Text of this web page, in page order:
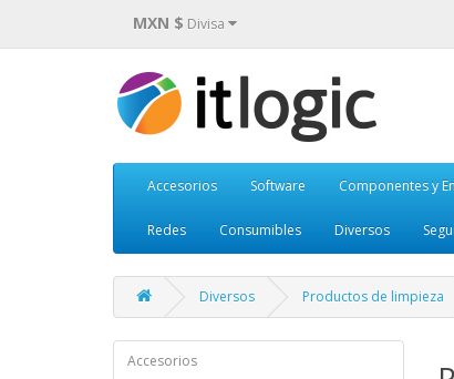
MXN $ Divisa
Accesorios Software Componentes y
Redes Consumibles Diversos
Diversos Productos de limpieza
Accesorios